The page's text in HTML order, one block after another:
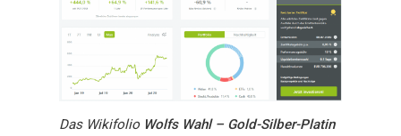
Das Wikifolio Wolfs Wahl – Gold-Silber-Platin